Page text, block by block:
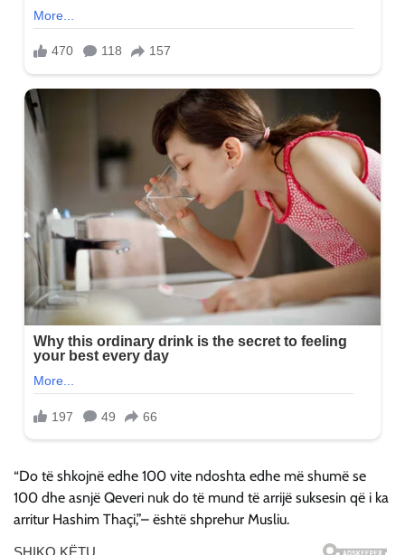
“Do të shkojnë edhe 100 vite ndoshta edhe më shumë se
100 dhe asnjë Qeveri nuk do të mund të arrijë suksesin që i ka
arritur Hashim Thaçi,”– është shprehur Musliu.